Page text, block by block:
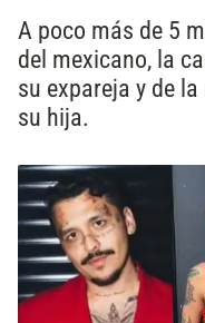
A poco más de 5
del mexicano, la
su expareja y de
su hija.